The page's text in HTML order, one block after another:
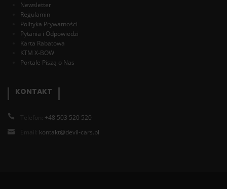
Newsletter
Regulamin
Polityka Prywatności
Pytania i Odpowiedzi
Karta Rabatowa
KTM X-BOW
Portale Piszą o Nas
KONTAKT
Telefon: +48 503 520 520
Email: kontakt@devil-cars.pl